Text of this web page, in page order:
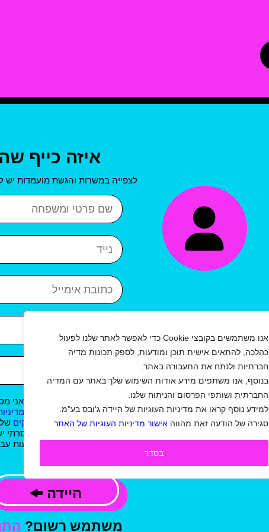
אנו משתמשים בקובצי Cookie כדי לאפשר לאתר שלנו לפעול
כהלכה, להתאים אישית תוכן ומודעות, לספק תכונות מדיה
חברתיות ולנתח את התעבורה באתר.
בנוסף, אנו משתפים מידע אודות השימוש שלך באתר עם המדיה
החברתית ושותפי הפרסום והניתוח שלנו.
למידע נוסף קראו את מדיניות העוגיות של היידה ג'ובס בע"מ.
סגירה של הודעה זאת מהווה אישור מדיניות העוגיות של האתר
בסדר
איזה כייף
לצפייה במשרות והגשת מועמדות יש
שם פרטי ושם משפחה
נייד
כתובת אימייל
אני מאשר/ת כי קראתי ואני
לתקנון תנאי שימוש באתר/
ותנאי שימוש באתר למעסיקים
ג'ובס בע"מ, וכי המידע שמסרתי
קשר, לשליחת עדכונים,הצעות
היידה
משתמש רשום?